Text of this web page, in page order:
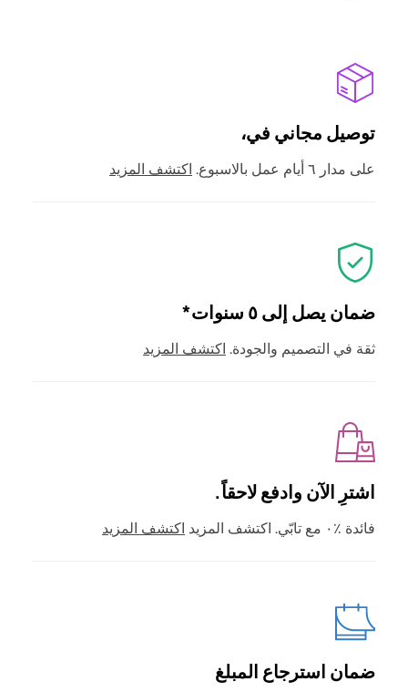
توصيل مجاني في،
على مدار ٦ أيام عمل بالاسبوع. اكتشف المزيد
ضمان يصل إلى ٥ سنوات*
ثقة في التصميم والجودة. اكتشف المزيد
اشترِ الآن وادفع لاحقاً.
فائدة ٪٠ مع تابّي. اكتشف المزيد اكتشف المزيد
ضمان استرجاع المبلغ